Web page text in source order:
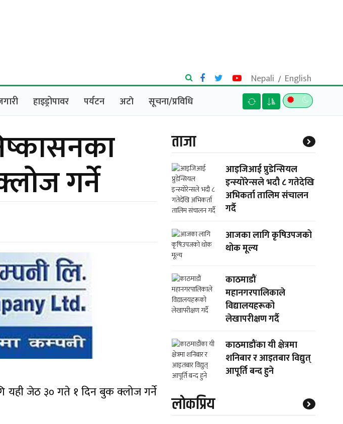
Nepali / English
हाइड्रोपावर पर्यटन अटाे सूचना/प्रविधि
गर्ने
यही जेठ ३० गते १ दिन बुक क्लोज गर्ने
ताजा
आइजिआई प्रुडेन्सियल
इन्स्योरेन्सले भदौ ८ गतेदेखि
अभिकर्ता तालिम संचालन
गर्दै
आजका लागि कृषिउपजको
थोक मूल्य
काठमाडौं
महानगरपालिकाले
विद्यालयहरूको
लेखापरीक्षण गर्दै
काठमाडौंका यी क्षेत्रमा
शनिबार र आइतबार विद्युत्
आपूर्ति बन्द हुने
लाेकप्रिय